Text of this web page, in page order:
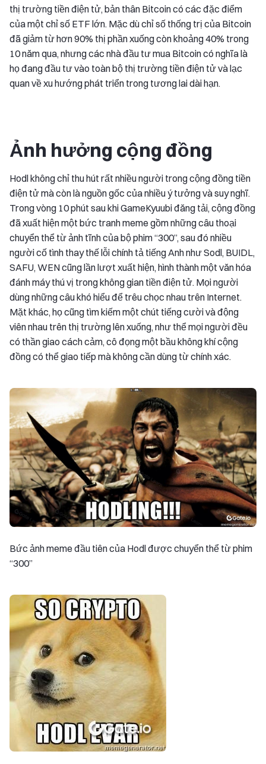
thị trường tiền điện tử, bản thân Bitcoin có các đặc điểm
của một chỉ số ETF lớn. Mặc dù chỉ số thống trị của Bitcoin
đã giảm từ hơn 90% thị phần xuống còn khoảng 40% trong
10 năm qua, nhưng các nhà đầu tư mua Bitcoin có nghĩa là
họ đang đầu tư vào toàn bộ thị trường tiền điện tử và lạc
quan về xu hướng phát triển trong tương lai dài hạn.
Ảnh hưởng cộng đồng
Hodl không chỉ thu hút rất nhiều người trong cộng đồng tiền
điện tử mà còn là nguồn gốc của nhiều ý tưởng và suy nghĩ.
Trong vòng 10 phút sau khi GameKyuubi đăng tải, cộng đồng
đã xuất hiện một bức tranh meme gồm những câu thoại
chuyển thể từ ảnh tĩnh của bộ phim “300”, sau đó nhiều
người cố tình thay thế lỗi chính tả tiếng Anh như Sodl, BUIDL,
SAFU, WEN cũng lần lượt xuất hiện, hình thành một văn hóa
đánh máy thú vị trong không gian tiền điện tử. Mọi người
dùng những câu khó hiểu để trêu chọc nhau trên Internet.
Mặt khác, họ cũng tìm kiếm một chút tiếng cười và động
viên nhau trên thị trường lên xuống, như thể mọi người đều
có thần giao cách cảm, cô đọng một bầu không khí cộng
đồng có thể giao tiếp mà không cần dùng từ chính xác.
Bức ảnh meme đầu tiên của Hodl được chuyển thể từ phim
“300”